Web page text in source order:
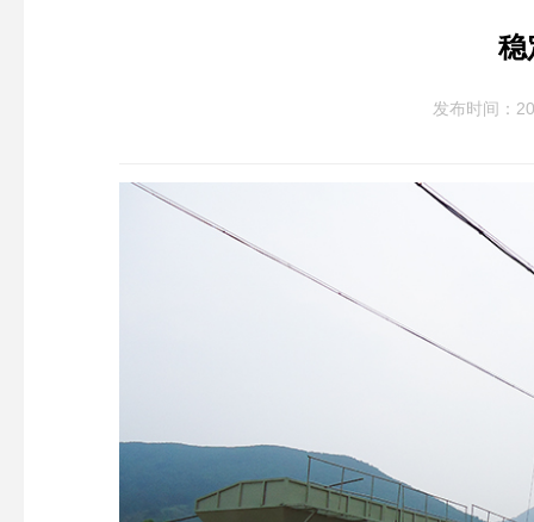
稳
发布时间：